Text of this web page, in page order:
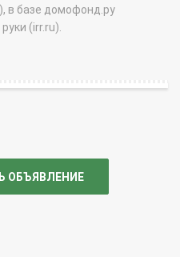
в базе домофонд.ру
(irr.ru).
ОБЪЯВЛЕНИЕ